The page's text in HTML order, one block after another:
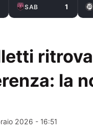
SAB 1
la
2026 - 16:51